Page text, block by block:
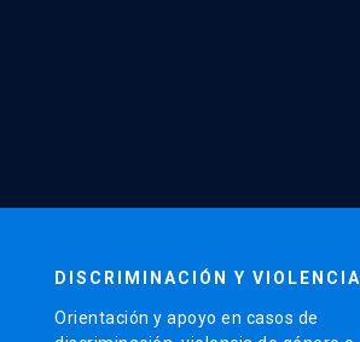
DISCRIMINACIÓN Y VIOLENCIA
Orientación y apoyo en casos de